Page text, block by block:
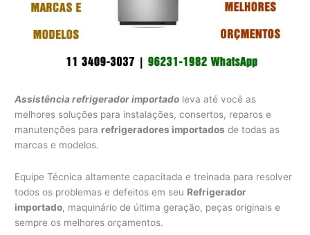
Assistência refrigerador importado leva até você as
melhores soluções para instalações, consertos, reparos e
manutenções para refrigeradores importados de todas as
marcas e modelos.
Equipe Técnica altamente capacitada e treinada para resolver
todos os problemas e defeitos em seu Refrigerador
importado, maquinário de última geração, peças originais e
sempre os melhores orçamentos.